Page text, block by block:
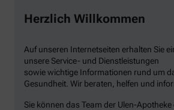
Herzlich Willkommen
Auf unseren Internetseiten erhalten Sie
unsere Service- und Dienstleistungen
sowie wichtige Informationen rund um
Gesundheit. Wir beraten, helfen und
Sie können das Team der Ulen-